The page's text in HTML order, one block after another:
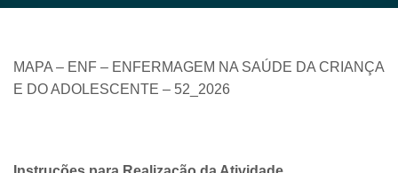
MAPA – ENF – ENFERMAGEM NA SAÚDE DA CRIANÇA
E DO ADOLESCENTE – 52_2026